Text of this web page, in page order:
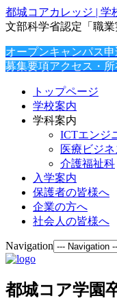
都城コアカレッジ | 学
文部科学省認定「職
オープンキャンパス申
募集要項アクセス・
トップページ
学校案内
学科案内
ICTエンジ
医療ビジ
介護福祉科
入学案内
保護者の皆様へ
企業の方へ
社会人の皆様へ
Navigation
都城コア学園